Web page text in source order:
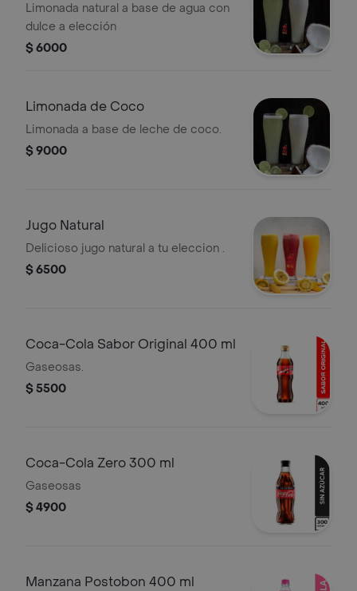
Limonada natural a base de agua con
dulce a elección
$ 6000
Limonada de Coco
Limonada a base de leche de coco.
$ 9000
Jugo Natural
Delicioso jugo natural a tu eleccion .
$ 6500
Coca-Cola Sabor Original 400 ml
Gaseosas.
$ 5500
Coca-Cola Zero 300 ml
Gaseosas
$ 4900
Manzana Postobon 400 ml